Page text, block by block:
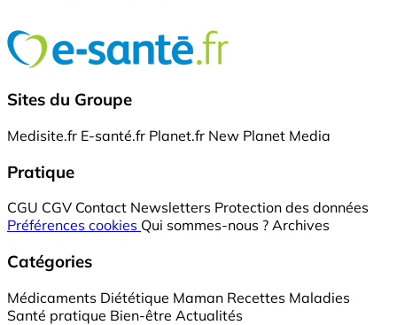
Sites du Groupe
Medisite.fr E-santé.fr Planet.fr New Planet Media
Pratique
CGU CGV Contact Newsletters Protection des données
Préférences cookies Qui sommes-nous ? Archives
Catégories
Médicaments Diététique Maman Recettes Maladies
Santé pratique Bien-être Actualités